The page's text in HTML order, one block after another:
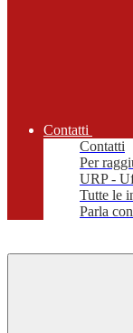
Contatti
Contatti
Per
URP -
Tutte le
Parla